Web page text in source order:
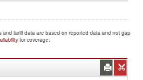
and tariff data are based on reported data and not gap
for coverage.